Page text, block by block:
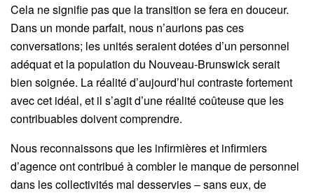
Cela ne signifie pas que la transition se fera en douceur.
Dans un monde parfait, nous n’aurions pas ces
conversations; les unités seraient dotées d’un personnel
adéquat et la population du Nouveau‑Brunswick serait
bien soignée. La réalité d’aujourd’hui contraste fortement
avec cet idéal, et il s’agit d’une réalité coûteuse que les
contribuables doivent comprendre.
Nous reconnaissons que les infirmières et infirmiers
d’agence ont contribué à combler le manque de personnel
dans les collectivités mal desservies – sans eux, de